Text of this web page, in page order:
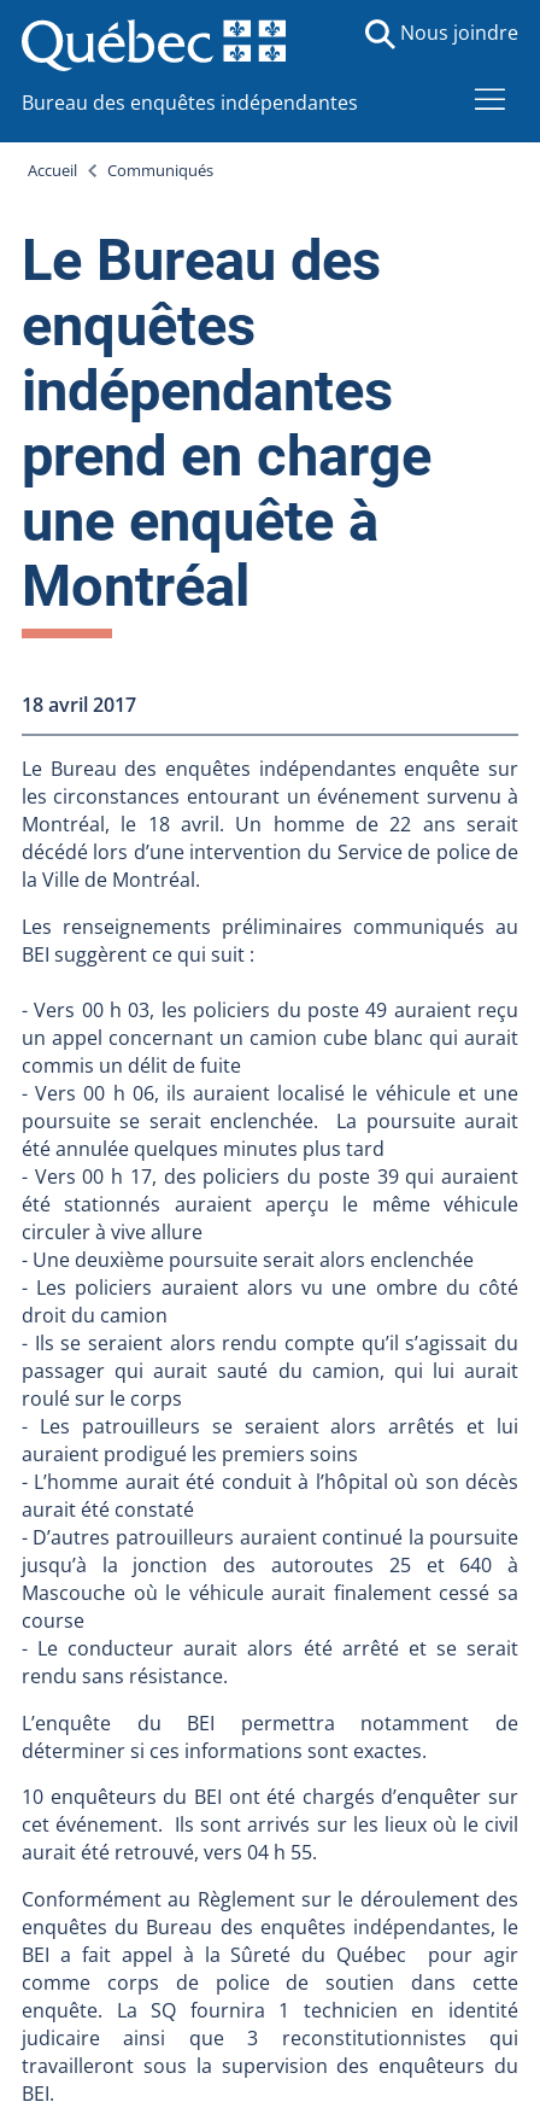
Bureau des enquêtes indépendantes
Nous joindre
Accueil Communiqués
Le Bureau des
enquêtes
indépendantes
prend en charge
une enquête à
Montréal
18 avril 2017
Le Bureau des enquêtes indépendantes enquête sur
les circonstances entourant un événement survenu à
Montréal, le 18 avril. Un homme de 22 ans serait
décédé lors d’une intervention du Service de police de
la Ville de Montréal.
Les renseignements préliminaires communiqués au
BEI suggèrent ce qui suit :
- Vers 00 h 03, les policiers du poste 49 auraient reçu
un appel concernant un camion cube blanc qui aurait
commis un délit de fuite
- Vers 00 h 06, ils auraient localisé le véhicule et une
poursuite se serait enclenchée. La poursuite aurait
été annulée quelques minutes plus tard
- Vers 00 h 17, des policiers du poste 39 qui auraient
été stationnés auraient aperçu le même véhicule
circuler à vive allure
- Une deuxième poursuite serait alors enclenchée
- Les policiers auraient alors vu une ombre du côté
droit du camion
- Ils se seraient alors rendu compte qu’il s’agissait du
passager qui aurait sauté du camion, qui lui aurait
roulé sur le corps
- Les patrouilleurs se seraient alors arrêtés et lui
auraient prodigué les premiers soins
- L’homme aurait été conduit à l’hôpital où son décès
aurait été constaté
- D’autres patrouilleurs auraient continué la poursuite
jusqu’à la jonction des autoroutes 25 et 640 à
Mascouche où le véhicule aurait finalement cessé sa
course
- Le conducteur aurait alors été arrêté et se serait
rendu sans résistance.
L’enquête du BEI permettra notamment de
déterminer si ces informations sont exactes.
10 enquêteurs du BEI ont été chargés d’enquêter sur
cet événement. Ils sont arrivés sur les lieux où le civil
aurait été retrouvé, vers 04 h 55.
Conformément au Règlement sur le déroulement des
enquêtes du Bureau des enquêtes indépendantes, le
BEI a fait appel à la Sûreté du Québec pour agir
comme corps de police de soutien dans cette
enquête. La SQ fournira 1 technicien en identité
judicaire ainsi que 3 reconstitutionnistes qui
travailleront sous la supervision des enquêteurs du
BEI.